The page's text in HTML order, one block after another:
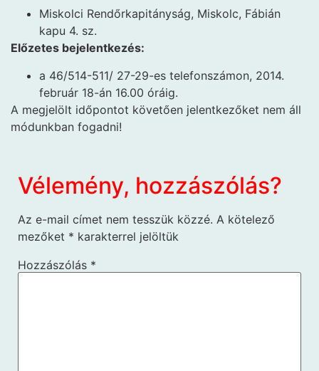
Miskolci Rendőrkapitányság, Miskolc, Fábián
kapu 4. sz.
Előzetes bejelentkezés:
a 46/514-511/ 27-29-es telefonszámon, 2014.
február 18-án 16.00 óráig.
A megjelölt időpontot követően jelentkezőket nem áll
módunkban fogadni!
Vélemény, hozzászólás?
Az e-mail címet nem tesszük közzé. A kötelező
mezőket * karakterrel jelöltük
Hozzászólás *